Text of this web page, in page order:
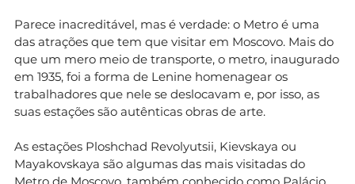
Parece inacreditável, mas é verdade: o Metro é uma
das atrações que tem que visitar em Moscovo. Mais do
que um mero meio de transporte, o metro, inaugurado
em 1935, foi a forma de Lenine homenagear os
trabalhadores que nele se deslocavam e, por isso, as
suas estações são autênticas obras de arte.
As estações Ploshchad Revolyutsii, Kievskaya ou
Mayakovskaya são algumas das mais visitadas do
Metro de Moscovo, também conhecido como Palácio